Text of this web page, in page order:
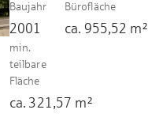
Baujahr
2001
Bürofläche
ca. 955,52 m²
min.
teilbare
Fläche
ca. 321,57 m²